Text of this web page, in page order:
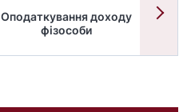
Оподаткування доходу
фізособи